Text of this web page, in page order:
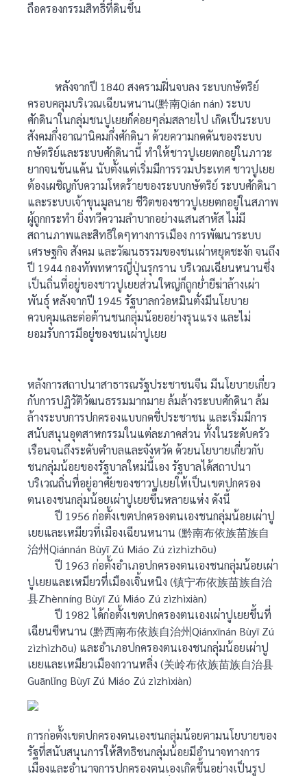
ถือครองกรรมสิทธิ์ที่ดินขึ้น
หลังจากปี 1840 สงครามฝิ่นจบลง ระบบกษัตริย์
ครอบคลุมบริเวณเฉียนหนาน(黔南Qián nán) ระบบ
ศักดินาในกลุ่มชนปูเยยก็ค่อยๆล่มสลายไป เกิดเป็นระบบ
สังคมกึ่งอาณานิคมกึ่งศักดินา ด้วยความกดดันของระบบ
กษัตริย์และระบบศักดินานี้ ทำให้ชาวปูเยยตกอยู่ในภาวะ
ยากจนข้นแค้น นับตั้งแต่เริ่มมีการรวมประเทศ ชาวปูเยย
ต้องเผชิญกับความโหดร้ายของระบบกษัตริย์ ระบบศักดินา
และระบบเจ้าขุนมูลนาย ชีวิตของชาวปูเยยตกอยู่ในสภาพ
ผู้ถูกกระทำ ยิ่งทวีความลำบากอย่างแสนสาหัส ไม่มี
สถานภาพและสิทธิใดๆทางการเมือง การพัฒนาระบบ
เศรษฐกิจ สังคม และวัฒนธรรมของชนเผ่าหยุดชะงัก จนถึง
ปี 1944 กองทัพทหารญี่ปุ่นรุกราน บริเวณเฉียนหนานซึ่ง
เป็นถิ่นที่อยู่ของชาวปูเยยส่วนใหญ่ก็ถูกย่ำยีฆ่าล้างเผ่า
พันธุ์ หลังจากปี 1945 รัฐบาลกว๋อหมินตั่งมีนโยบาย
ควบคุมและต่อต้านชนกลุ่มน้อยอย่างรุนแรง และไม่
ยอมรับการมีอยู่ของชนเผ่าปูเยย
หลังการสถาปนาสาธารณรัฐประชาชนจีน มีนโยบายเกี่ยว
กับการปฏิวัติวัฒนธรรมมากมาย ล้มล้างระบบศักดินา ล้ม
ล้างระบบการปกครองแบบกดขี่ประชาชน และเริ่มมีการ
สนับสนุนอุตสาหกรรมในแต่ละภาคส่วน ทั้งในระดับครัว
เรือนจนถึงระดับตำบลและจังหวัด ด้วยนโยบายเกี่ยวกับ
ชนกลุ่มน้อยของรัฐบาลใหม่นี้เอง รัฐบาลได้สถาปนา
บริเวณถิ่นที่อยู่อาศัยของชาวปูเยยให้เป็นเขตปกครอง
ตนเองชนกลุ่มน้อยเผ่าปูเยยขึ้นหลายแห่ง ดังนี้
ปี 1956 ก่อตั้งเขตปกครองตนเองชนกลุ่มน้อยเผ่าปู
เยยและเหมียวที่เมืองเฉียนหนาน (黔南布依族苗族自
治州Qiánnán Bùyī Zú Miáo Zú zìzhìzhōu)
ปี 1963 ก่อตั้งอำเภอปกครองตนเองชนกลุ่มน้อยเผ่า
ปูเยยและเหมียวที่เมืองเจิ้นหนิง (镇宁布依族苗族自治
县Zhènnínɡ Bùyī Zú Miáo Zú zìzhìxiàn)
ปี 1982 ได้ก่อตั้งเขตปกครองตนเองเผ่าปูเยยขึ้นที่
เฉียนซีหนาน (黔西南布依族自治州Qiánxīnán Bùyī Zú
zìzhìzhōu) และอำเภอปกครองตนเองชนกลุ่มน้อยเผ่าปู
เยยและเหมียวเมืองกวานหลิ่ง (关岭布依族苗族自治县
Guānlǐnɡ Bùyī Zú Miáo Zú zìzhìxiàn)
การก่อตั้งเขตปกครองตนเองชนกลุ่มน้อยตามนโยบายของ
รัฐที่สนับสนุนการให้สิทธิชนกลุ่มน้อยมีอำนาจทางการ
เมืองและอำนาจการปกครองตนเองเกิดขึ้นอย่างเป็นรูป